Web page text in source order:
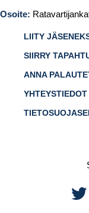
Osoite:
LIITY
SIIRRY
ANNA
YHTEYSTIEDOT